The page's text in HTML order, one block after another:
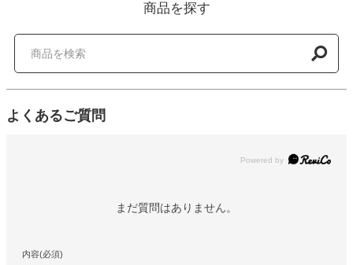
商品を探す
よくあるご質問
Powered by
まだ質問はありません。
内容(必須)